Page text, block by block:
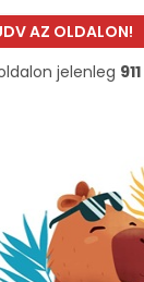
AZ OLDALON!
jelenleg 911